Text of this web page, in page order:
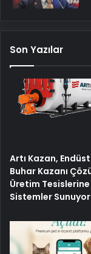
Son Yazılar
Artı Kazan,
Buhar Kazanı
Üretim
Sistemler Sunuyor